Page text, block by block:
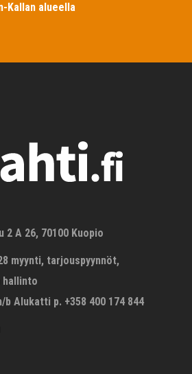
Kallan alueella
2 A 26, 70100 Kuopio
myynti, tarjouspyynnöt,
hallinto
Alukatti p. +358 400 174 844